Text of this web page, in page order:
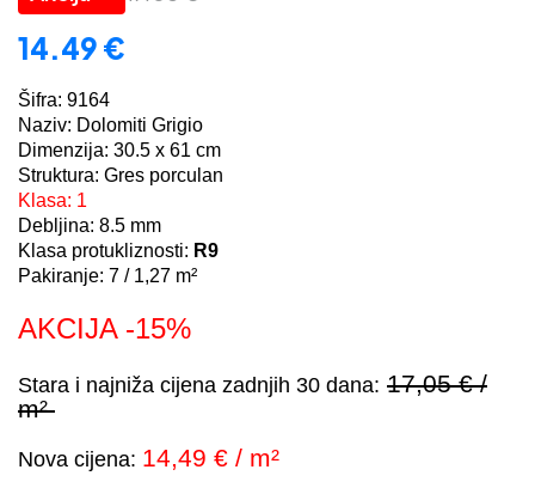
14.49 €
Šifra: 9164
Naziv: Dolomiti Grigio
Dimenzija: 30.5 x 61 cm
Struktura: Gres porculan
Klasa: 1
Debljina: 8.5 mm
Klasa protukliznosti: R9
Pakiranje: 7 / 1,27 m²
AKCIJA -15%
Stara i najniža cijena zadnjih 30 dana: 17,05€ /
m²
Nova cijena: 14,49 € / m²